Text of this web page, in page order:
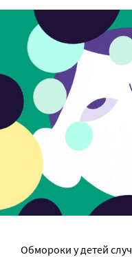
Обмороки у детей